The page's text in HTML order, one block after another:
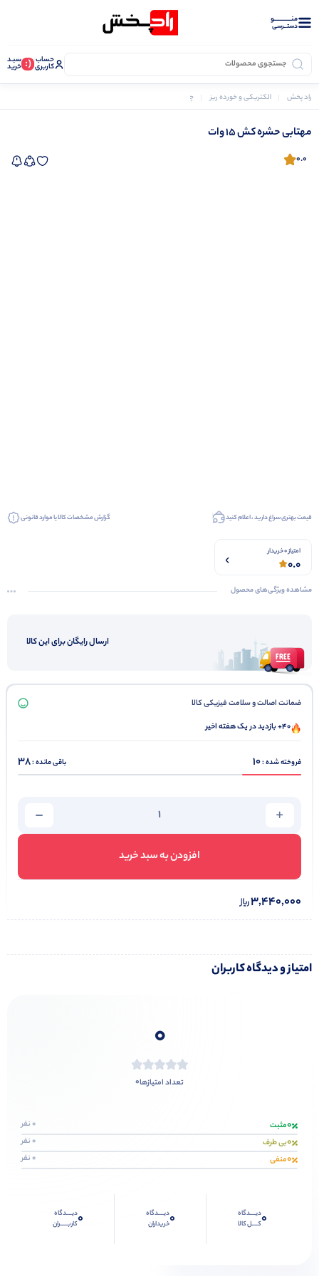
منــــــــــــو
دستــرسی
حساب
کاربری (: سبـد
خرید
راد پخش الکتریکی و خورده ریز چراغ خواب و حشره کش
مهتابی حشره کش 15 وات
0.0
قیمت بهتری سراغ دارید ، اعلام کنید گزارش مشخصات کالا یا موارد قانونی
امتیاز 0 خریدار
0.0
مشاهده ویژگی‌های محصول
ارسال رایگان برای این کالا
ضمانت اصالت و سلامت فیزیکی کالا
40+ بازدید در یک هفته اخیر
فروخته شده :10 باقی مانده :38
افزودن به سبد خرید
3,440,000
امتیاز و دیدگاه کاربران
0
تعداد امتیازها0
0مثبت 0 نفر
0بی طرف 0 نفر
0منفی 0 نفر
0دیــــدگاه
کــــل کالا
0دیــــدگاه
خریداران
0دیــــدگاه
کاربـــــران